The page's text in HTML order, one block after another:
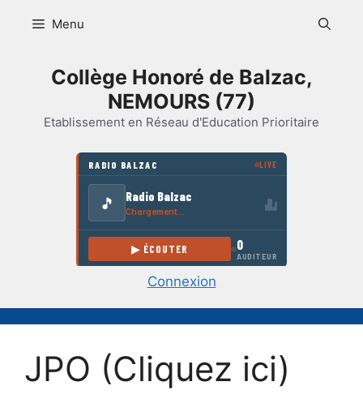
Menu
Collège Honoré de Balzac,
NEMOURS (77)
Etablissement en Réseau d'Education Prioritaire
Connexion
JPO (Cliquez ici)